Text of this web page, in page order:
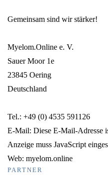
Gemeinsam sind wir stärker!
Myelom.Online e. V.
Sauer Moor 1e
23845 Oering
Deutschland
Tel.: +49 (0) 4535 591126
E-Mail: Diese E-Mail-Adresse
Anzeige muss JavaScript
Web: myelom.online
PARTNER